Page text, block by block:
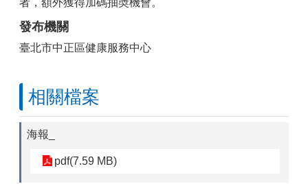
者，額外獲得加碼抽奬機會。
發布機關
臺北市中正區健康服務中心
相關檔案
海報_
pdf(7.59 MB)